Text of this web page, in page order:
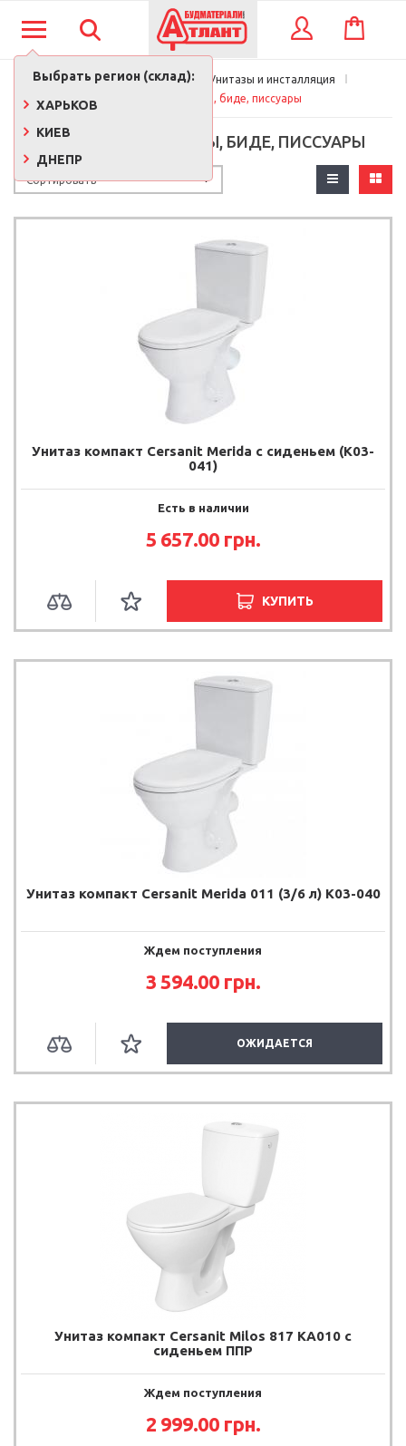
Выбрать регион (склад):
ХАРЬКОВ
КИЕВ
ДНЕПР
КОРЗИНА
Главная Сантехника
Унитазы и инсталляция
Компакты, унитазы, биде, писсуары
КОМПАКТЫ, УНИТАЗЫ, БИДЕ, ПИССУАРЫ
Унитаз компакт Cersanit Merida с сиденьем (K03-
041)
Есть в наличии
5 657.00 грн.
КУПИТЬ
Унитаз компакт Cersanit Merida 011 (3/6 л) K03-040
Ждем поступления
3 594.00 грн.
ОЖИДАЕТСЯ
Унитаз компакт Cersanit Milos 817 KA010 с
сиденьем ППР
Ждем поступления
2 999.00 грн.